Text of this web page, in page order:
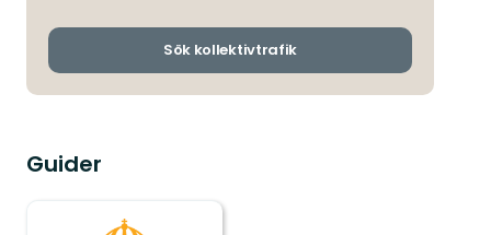
och
Sök kollektivtrafik
Guider